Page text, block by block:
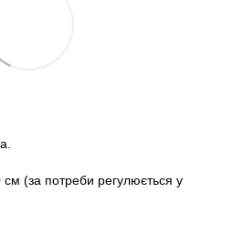
(за потреби регулюється у